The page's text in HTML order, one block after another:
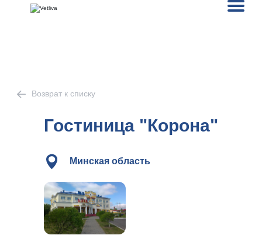
Возврат к списку
Гостиница "Корона"
Минская область